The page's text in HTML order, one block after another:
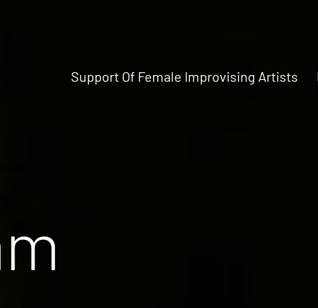
Support Of Female Improvising Artists